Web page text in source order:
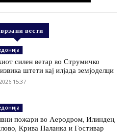
вести
силен ветар во Струмичко
штети кај илјада земјоделци
15:37
пожари во Аеродром, Илинден,
Крива Паланка и Гостивар